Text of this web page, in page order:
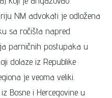
NM advokati je odložena
sa ročišta napred
parničnih postupaka u
dolaze iz Republike
je veoma veliki.
Bosne i Hercegovine u